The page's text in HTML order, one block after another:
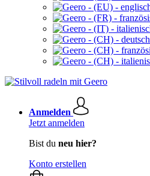
Anmelden
Jetzt anmelden
Bist du neu hier?
Konto erstellen